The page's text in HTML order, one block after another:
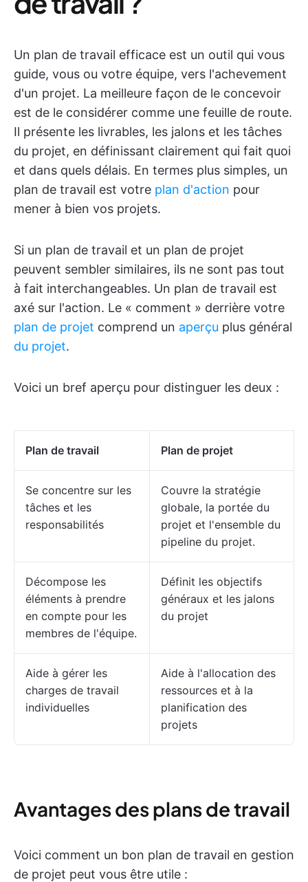
Un plan de travail efficace est un outil qui vous
guide, vous ou votre équipe, vers l'achevement
d'un projet. La meilleure façon de le concevoir
est de le considérer comme une feuille de route.
Il présente les livrables, les jalons et les tâches
du projet, en définissant clairement qui fait quoi
et dans quels délais. En termes plus simples, un
plan de travail est votre plan d'action pour
mener à bien vos projets.
Si un plan de travail et un plan de projet
peuvent sembler similaires, ils ne sont pas tout
à fait interchangeables. Un plan de travail est
axé sur l'action. Le « comment » derrière votre
plan de projet comprend un aperçu plus général
du projet.
Voici un bref aperçu pour distinguer les deux :
Plan de travail Plan de projet
Se concentre sur les
tâches et les
responsabilités
Couvre la stratégie
globale, la portée du
projet et l'ensemble du
pipeline du projet.
Décompose les
éléments à prendre
en compte pour les
membres de l'équipe.
Définit les objectifs
généraux et les jalons
du projet
Aide à gérer les
charges de travail
individuelles
Aide à l'allocation des
ressources et à la
planification des
projets
Avantages des plans de travail
Voici comment un bon plan de travail en gestion
de projet peut vous être utile :